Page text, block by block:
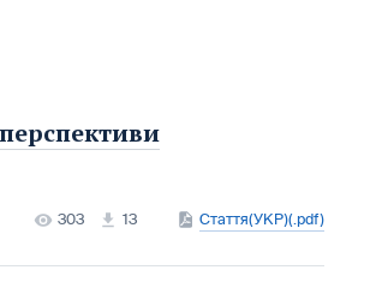
303 13 Стаття(УКР)(.pdf)